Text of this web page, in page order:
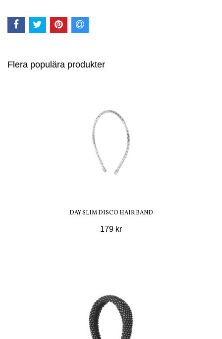
Flera populära produkter
DAY SLIM DISCO HAIR BAND
179 kr